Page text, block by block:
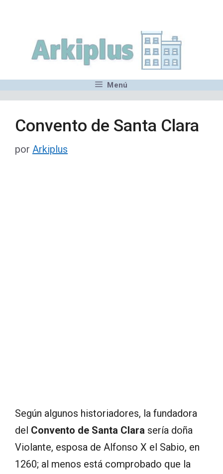
contenido
Menú
Convento de Santa Clara
por Arkiplus
Según algunos historiadores, la fundadora
del Convento de Santa Clara sería doña
Violante, esposa de Alfonso X el Sabio, en
1260; al menos está comprobado que la